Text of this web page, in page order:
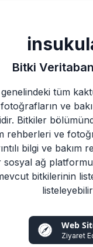
Bitki
tüm
ve
Bitkiler
rehberleri ve
bilgi ve bakım
sosyal ağ
bitkilerinin
Web
Ziyaret